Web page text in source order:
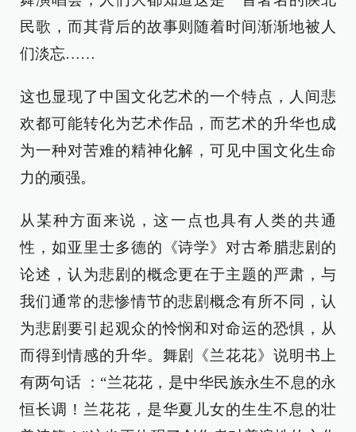
民歌，而其背后的故事则随着时间渐渐地被人
们淡忘……
这也显现了中国文化艺术的一个特点，人间悲
欢都可能转化为艺术作品，而艺术的升华也成
为一种对苦难的精神化解，可见中国文化生命
力的顽强。
从某种方面来说，这一点也具有人类的共通
性，如亚里士多德的《诗学》对古希腊悲剧的
论述，认为悲剧的概念更在于主题的严肃，与
我们通常的悲惨情节的悲剧概念有所不同，认
为悲剧要引起观众的怜悯和对命运的恐惧，从
而得到情感的升华。舞剧《兰花花》说明书上
有两句话 ：“兰花花，是中华民族永生不息的永
恒长调！兰花花，是华夏儿女的生生不息的壮